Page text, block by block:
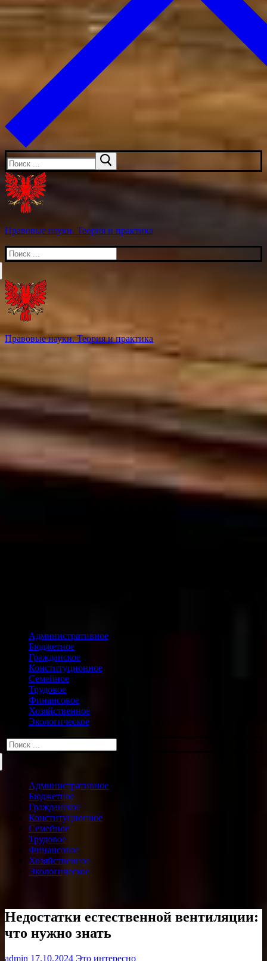
Искать:
Правовые науки. Теория и практика
Искать:
Правовые науки. Теория и практика
Административное
Бюджетное
Гражданское
Конституционное
Семейное
Трудовое
Финансовое
Хозяйственное
Экологическое
Искать:
Административное
Бюджетное
Гражданское
Конституционное
Семейное
Трудовое
Финансовое
Хозяйственное
Экологическое
Недостатки естественной вентиляции:
что нужно знать
admin 17.10.2024 Это интересно